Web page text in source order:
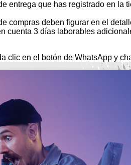
entrega que has registrado en
compras deben figurar en el
cuenta 3 días laborables
clic en el botón de WhatsApp y